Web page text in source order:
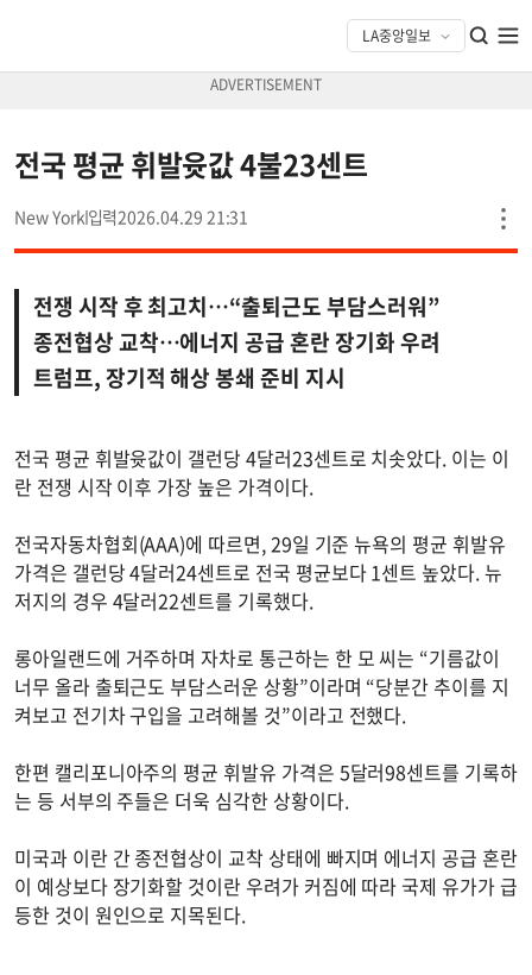
전국 평균 휘발윳값 4불23센트
New York 2026.04.29 21:31
전쟁 시작 후 최고치…“출퇴근도 부담스러워”
종전협상 교착…에너지 공급 혼란 장기화 우려
트럼프, 장기적 해상 봉쇄 준비 지시
전국 평균 휘발윳값이 갤런당 4달러23센트로 치솟았다. 이는 이
란 전쟁 시작 이후 가장 높은 가격이다.
전국자동차협회(AAA)에 따르면, 29일 기준 뉴욕의 평균 휘발유
가격은 갤런당 4달러24센트로 전국 평균보다 1센트 높았다. 뉴
저지의 경우 4달러22센트를 기록했다.
롱아일랜드에 거주하며 자차로 통근하는 한 모 씨는 “기름값이
너무 올라 출퇴근도 부담스러운 상황”이라며 “당분간 추이를 지
켜보고 전기차 구입을 고려해볼 것”이라고 전했다.
한편 캘리포니아주의 평균 휘발유 가격은 5달러98센트를 기록하
는 등 서부의 주들은 더욱 심각한 상황이다.
미국과 이란 간 종전협상이 교착 상태에 빠지며 에너지 공급 혼란
이 예상보다 장기화할 것이란 우려가 커짐에 따라 국제 유가가 급
등한 것이 원인으로 지목된다.